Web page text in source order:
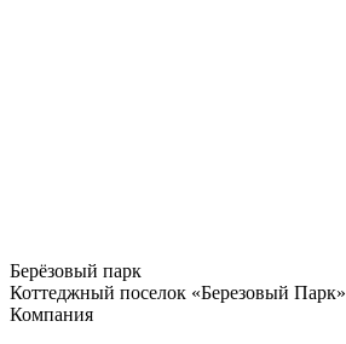
Берёзовый парк
Коттеджный поселок «Березовый Парк»
Компания